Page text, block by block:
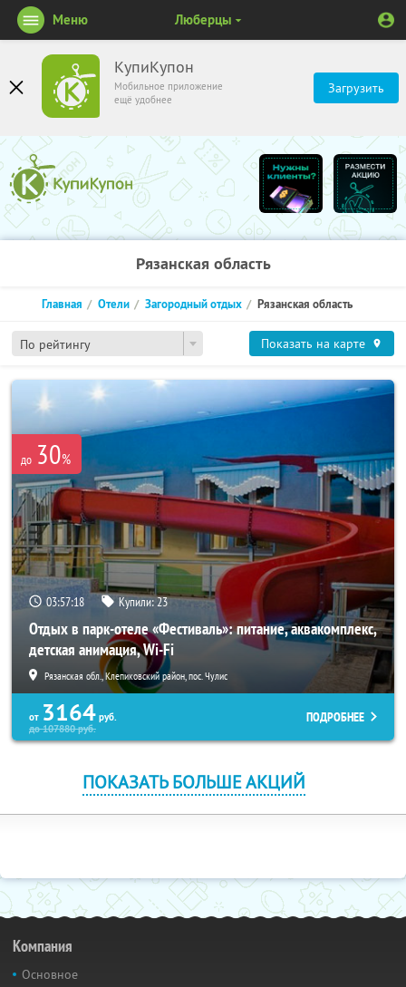
КупиКупон
Мобильное приложение
ещё удобнее
Загрузить
Меню Люберцы
Рязанская область
По рейтингу
Главная Отели Загородный отдых Рязанская область
Показать на карте
до 30%
03:57:18 Купили:23
Отдых в парк-отеле «Фестиваль»: питание, аквакомплекс,
детская анимация, Wi-Fi
Рязанская обл., Клепиковский район, пос. Чулис
от 3164 руб.
до107880руб.
ПОДРОБНЕЕ
ПОКАЗАТЬ БОЛЬШЕ АКЦИЙ
Компания
Основное